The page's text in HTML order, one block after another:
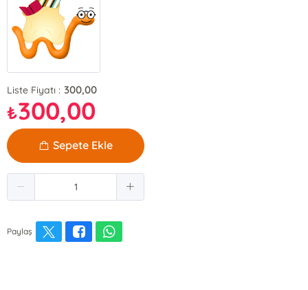
Liste Fiyatı : 300,00
₺300,00
Sepete Ekle
Paylaş